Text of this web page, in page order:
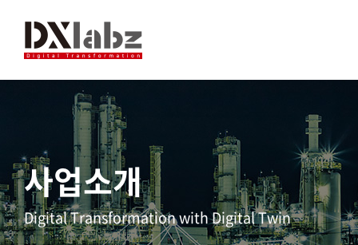
사업소개
Digital Transformation with Digital Twin